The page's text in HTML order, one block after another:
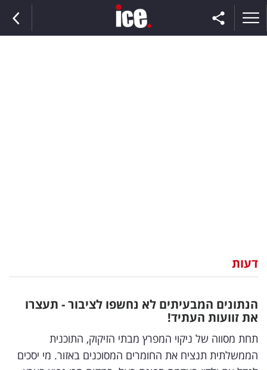
וצרכנות
דיגיטל
וטק
שיווק
דעות
הנתונים המבעיתים לא נחשפו לציבור - תעצרו
את זוועות העתיד!
תחת מסווה של ניקוי המפרץ מבתי הזיקוק, התוכנית
הממשלתית תנציח את החומרים המסוכנים באזור. מי יסכים